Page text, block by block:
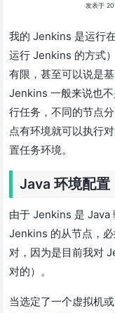
发表于
我的 Jenkins 是运行
运行 Jenkins 的方式
有限，甚至可以说是
Jenkins 一般来说也
行任务，不同的节点
点有环境就可以执行
置任务环境。
Java 环境配置
由于 Jenkins 是 Java
Jenkins 的从节点，
对，因为是目前我对
对的）。
当选定了一个虚拟机